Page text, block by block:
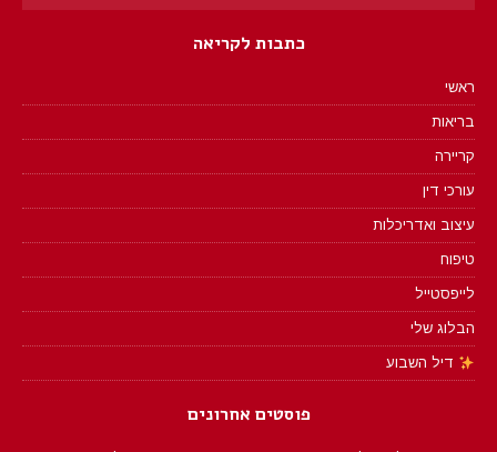
כתבות לקריאה
ראשי
בריאות
קריירה
עורכי דין
עיצוב ואדריכלות
טיפוח
לייפסטייל
הבלוג שלי
דיל השבוע
פוסטים אחרונים